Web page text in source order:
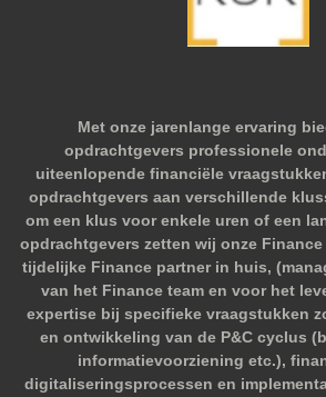
Met onze jarenlange ervaring
opdrachtgevers professionele
uiteenlopende financiële
opdrachtgevers aan verschillende
om een klus voor enkele uren of een
opdrachtgevers zetten wij onze
tijdelijke Finance partner in huis,
van het Finance team en voor het
expertise bij specifieke vraagstukken
en ontwikkeling van de P&C cyclus
informatievoorziening etc.),
digitaliseringsprocessen en